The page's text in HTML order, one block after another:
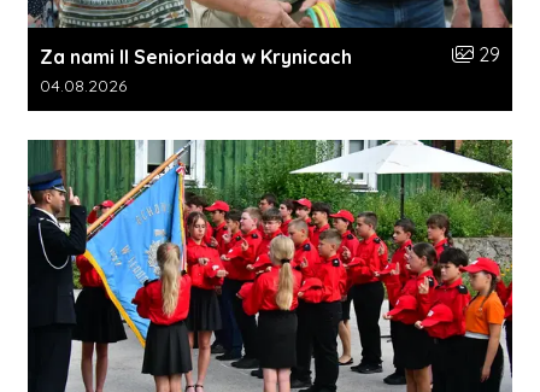
Za nami II Senioriada w Krynicach Liczba
29
Data dodania galerii:
04.08.2026